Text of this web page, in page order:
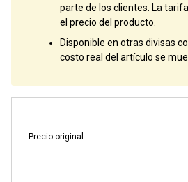
parte de los clientes. La
el precio del producto.
Disponible en otras divisas
costo real del artículo se
Precio original